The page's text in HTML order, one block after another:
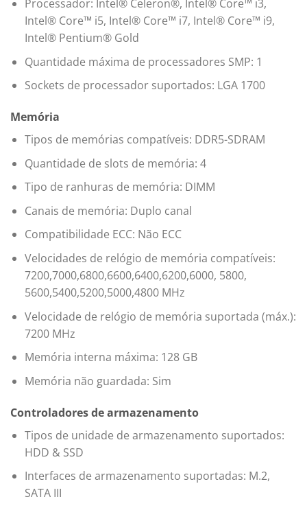
Processador: Intel® Celeron®, Intel® Core™ i3,
Intel® Core™ i5, Intel® Core™ i7, Intel® Core™ i9,
Intel® Pentium® Gold
Quantidade máxima de processadores SMP: 1
Sockets de processador suportados: LGA 1700
Memória
Tipos de memórias compatíveis: DDR5-SDRAM
Quantidade de slots de memória: 4
Tipo de ranhuras de memória: DIMM
Canais de memória: Duplo canal
Compatibilidade ECC: Não ECC
Velocidades de relógio de memória compatíveis:
7200,7000,6800,6600,6400,6200,6000, 5800,
5600,5400,5200,5000,4800 MHz
Velocidade de relógio de memória suportada (máx.):
7200 MHz
Memória interna máxima: 128 GB
Memória não guardada: Sim
Controladores de armazenamento
Tipos de unidade de armazenamento suportados:
HDD & SSD
Interfaces de armazenamento suportadas: M.2,
SATA III